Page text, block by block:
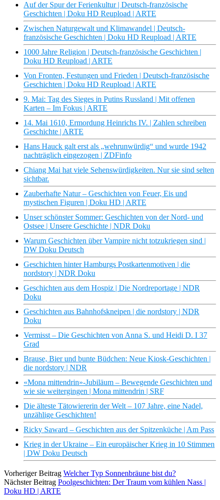
Auf der Spur der Ferienkultur | Deutsch-französische
Geschichten | Doku HD Reupload | ARTE
Zwischen Naturgewalt und Klimawandel | Deutsch-
französische Geschichten | Doku HD Reupload | ARTE
1000 Jahre Religion | Deutsch-französische Geschichten |
Doku HD Reupload | ARTE
Von Fronten, Festungen und Frieden | Deutsch-französische
Geschichten | Doku HD Reupload | ARTE
9. Mai: Tag des Sieges in Putins Russland | Mit offenen
Karten – Im Fokus | ARTE
14. Mai 1610, Ermordung Heinrichs IV. | Zahlen schreiben
Geschichte | ARTE
Hans Hauck galt erst als „wehrunwürdig“ und wurde 1942
nachträglich eingezogen | ZDFinfo
Chiang Mai hat viele Sehenswürdigkeiten. Nur sie sind selten
sichtbar.
Zauberhafte Natur – Geschichten von Feuer, Eis und
mystischen Figuren | Doku HD | ARTE
Unser schönster Sommer: Geschichten von der Nord- und
Ostsee | Unsere Geschichte | NDR Doku
Warum Geschichten über Vampire nicht totzukriegen sind |
DW Doku Deutsch
Geschichten hinter Hamburgs Postkartenmotiven | die
nordstory | NDR Doku
Geschichten aus dem Hospiz | Die Nordreportage | NDR
Doku
Geschichten aus Bahnhofskneipen | die nordstory | NDR
Doku
Vermisst – Die Geschichten von Anna S. und Heidi D. I 37
Grad
Brause, Bier und bunte Büdchen: Neue Kiosk-Geschichten |
die nordstory | NDR
«Mona mittendrin»-Jubiläum – Bewegende Geschichten und
wie sie weitergingen | Mona mittendrin | SRF
Die älteste Tätowiererin der Welt – 107 Jahre, eine Nadel,
unzählige Geschichten!
Ricky Saward – Geschichten aus der Spitzenküche | Am Pass
Krieg in der Ukraine – Ein europäischer Krieg in 10 Stimmen
| DW Doku Deutsch
Vorheriger Beitrag Welcher Typ Sonnenbräune bist du?
Nächster Beitrag Poolgeschichten: Der Traum vom kühlen Nass |
Doku HD | ARTE